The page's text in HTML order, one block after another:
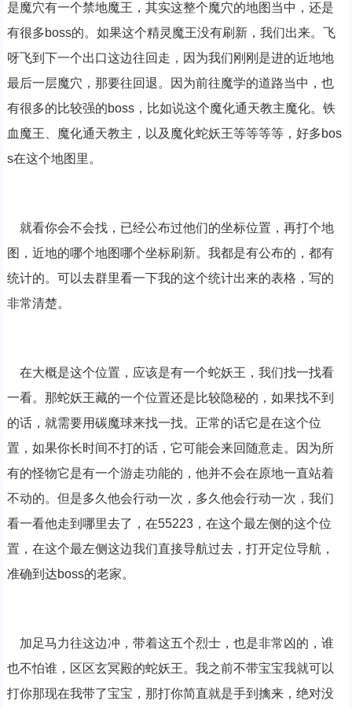
是魔穴有一个禁地魔王，其实这整个魔穴的地图当中，还是
有很多boss的。如果这个精灵魔王没有刷新，我们出来。飞
呀飞到下一个出口这边往回走，因为我们刚刚是进的近地地
最后一层魔穴，那要往回退。因为前往魔学的道路当中，也
有很多的比较强的boss，比如说这个魔化通天教主魔化。铁
血魔王、魔化通天教主，以及魔化蛇妖王等等等等，好多bos
s在这个地图里。
就看你会不会找，已经公布过他们的坐标位置，再打个地
图，近地的哪个地图哪个坐标刷新。我都是有公布的，都有
统计的。可以去群里看一下我的这个统计出来的表格，写的
非常清楚。
在大概是这个位置，应该是有一个蛇妖王，我们找一找看
一看。那蛇妖王藏的一个位置还是比较隐秘的，如果找不到
的话，就需要用碳魔球来找一找。正常的话它是在这个位
置，如果你长时间不打的话，它可能会来回随意走。因为所
有的怪物它是有一个游走功能的，他并不会在原地一直站着
不动的。但是多久他会行动一次，多久他会行动一次，我们
看一看他走到哪里去了，在55223，在这个最左侧的这个位
置，在这个最左侧这边我们直接导航过去，打开定位导航，
准确到达boss的老家。
加足马力往这边冲，带着这五个烈士，也是非常凶的，谁
也不怕谁，区区玄冥殿的蛇妖王。我之前不带宝宝我就可以
打你那现在我带了宝宝，那打你简直就是手到擒来，绝对没